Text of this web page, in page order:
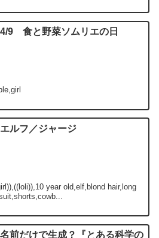
4/9 食と野菜ソムリエの日
エルフ／ジャージ
year old,elf,blond hair,long
名前だけで生成？『とある科学の